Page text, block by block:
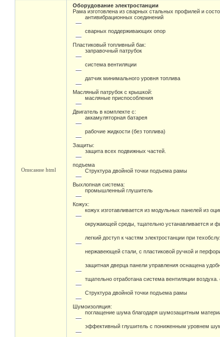
Описание html
Оборудование электростанции
Рама изготовлена из сварных стальных профилей и
антивибрационных соединений
сварных поддерживающих опор
Пластиковый топливный бак:
заправочный патрубок
система вентиляции
датчик минимального уровня топлива
Масляный патрубок с крышкой:
масляные приспособления
Двигатель в комплекте с:
аккамуляторная батарея
рабочие жидкости (без топлива)
Защиты:
защита всех подвижных частей.
подъема
Структура двойной точки подъема рамы
Выхлопная система:
промышленный глушитель
Кожух:
кожух изготавливается из модульных панелей из
окружающей среды, тщательно устанавливается и
легкий доступ к частям электростанции при
нержавеющей стали, с пластиковой ручкой и
защитная дверца панели управления оснащена
тщательно отработана система вентиляции
Структура двойной точки подъема рамы
Шумоизоляция:
поглащение шума благодаря шумозащитным
эффективный глушитель с пониженным уровнем